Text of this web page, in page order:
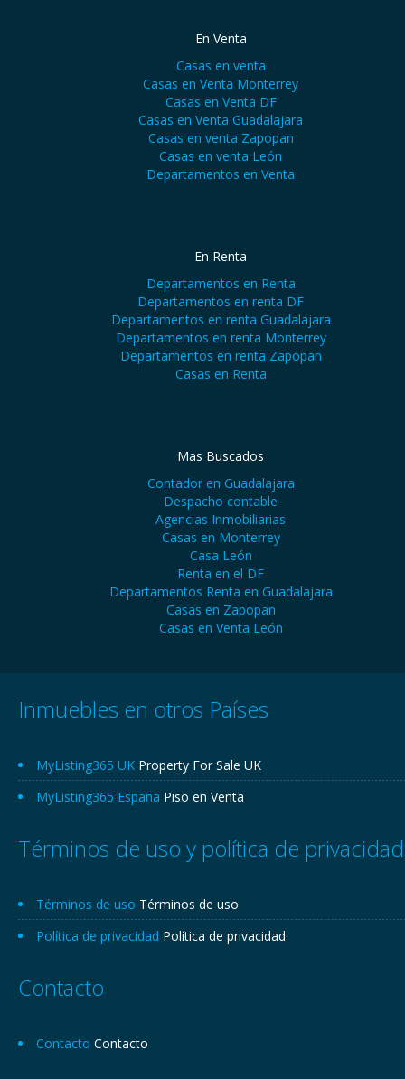
En Venta
Casas en venta
Casas en Venta Monterrey
Casas en Venta DF
Casas en Venta Guadalajara
Casas en venta Zapopan
Casas en venta León
Departamentos en Venta
En Renta
Departamentos en Renta
Departamentos en renta DF
Departamentos en renta Guadalajara
Departamentos en renta Monterrey
Departamentos en renta Zapopan
Casas en Renta
Mas Buscados
Contador en Guadalajara
Despacho contable
Agencias Inmobiliarias
Casas en Monterrey
Casa León
Renta en el DF
Departamentos Renta en Guadalajara
Casas en Zapopan
Casas en Venta León
Inmuebles en otros Países
MyListing365 UK Property For Sale UK
MyListing365 España Piso en Venta
Términos de uso y política de privacidad
Términos de uso Términos de uso
Política de privacidad Política de privacidad
Contacto
Contacto Contacto